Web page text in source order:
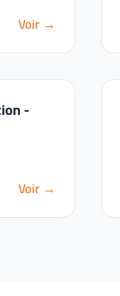
Voir →
-
Voir →